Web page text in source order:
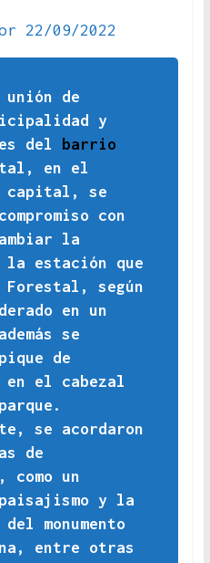
22/09/2022
de
y
del
barrio
en el
capital, se
con
la
la estación que
según
en un
se
de
en el cabezal
se acordaron
de
como un
y la
del monumento
entre otras